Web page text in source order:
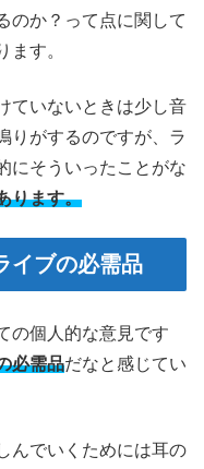
のか？って点に関して
ます。
ていないときは少し音
りがするのですが、ラ
にそういったことがな
ります。
イブの必需品
の個人的な意見です
必需品だなと感じてい
んでいくためには耳の